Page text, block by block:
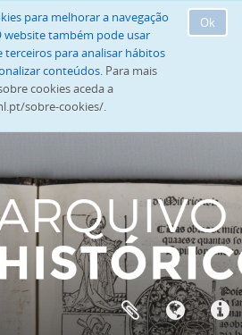
Ok
para melhorar a navegação
website também pode usar
terceiros para analisar hábitos
conteúdos. Para mais
cookies aceda a
sobre-cookies/.